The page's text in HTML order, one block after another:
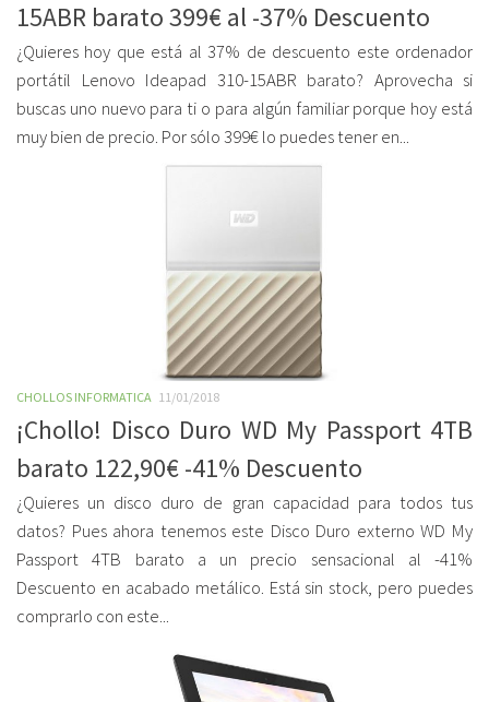
15ABR barato 399€ al -37% Descuento
¿Quieres hoy que está al 37% de descuento este ordenador
portátil Lenovo Ideapad 310-15ABR barato? Aprovecha si
buscas uno nuevo para ti o para algún familiar porque hoy está
muy bien de precio. Por sólo 399€ lo puedes tener en...
CHOLLOS INFORMATICA 11/01/2018
¡Chollo! Disco Duro WD My Passport 4TB
barato 122,90€ -41% Descuento
¿Quieres un disco duro de gran capacidad para todos tus
datos? Pues ahora tenemos este Disco Duro externo WD My
Passport 4TB barato a un precio sensacional al -41%
Descuento en acabado metálico. Está sin stock, pero puedes
comprarlo con este...